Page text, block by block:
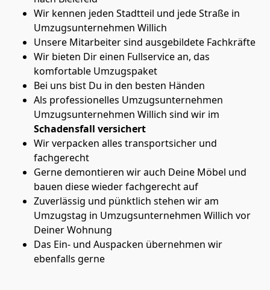
Wir kennen jeden Stadtteil und jede Straße in
Umzugsunternehmen Willich
Unsere Mitarbeiter sind ausgebildete Fachkräfte
Wir bieten Dir einen Fullservice an, das
komfortable Umzugspaket
Bei uns bist Du in den besten Händen
Als professionelles Umzugsunternehmen
Umzugsunternehmen Willich sind wir im
Schadensfall versichert
Wir verpacken alles transportsicher und
fachgerecht
Gerne demontieren wir auch Deine Möbel und
bauen diese wieder fachgerecht auf
Zuverlässig und pünktlich stehen wir am
Umzugstag in Umzugsunternehmen Willich vor
Deiner Wohnung
Das Ein- und Auspacken übernehmen wir
ebenfalls gerne